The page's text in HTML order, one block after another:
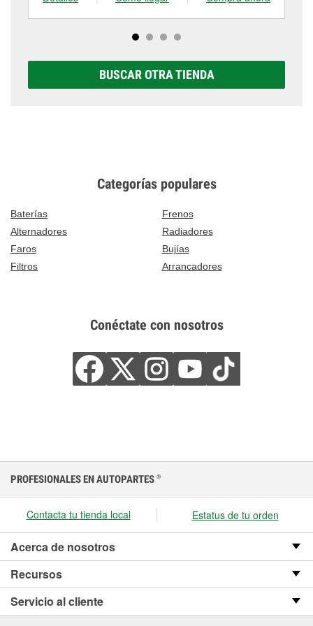
BUSCAR OTRA TIENDA
Categorías populares
Baterías
Frenos
Alternadores
Radiadores
Faros
Bujías
Filtros
Arrancadores
Conéctate con nosotros
PROFESIONALES EN AUTOPARTES ®
Contacta tu tienda local Estatus de tu orden
Acerca de nosotros
Recursos
Servicio al cliente